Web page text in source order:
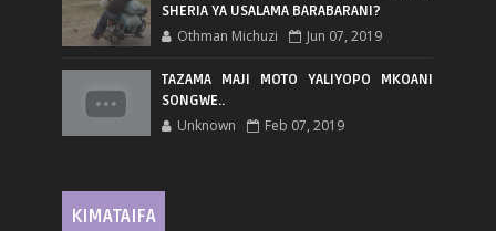
SHERIA YA USALAMA BARABARANI?
Othman Michuzi Jun 07, 2019
TAZAMA MAJI MOTO YALIYOPO MKOANI
SONGWE..
Unknown Feb 07, 2019
KIMATAIFA